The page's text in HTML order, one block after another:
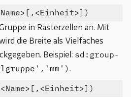
in Rasterzellen an. Mit
die Breite als Vielfaches
Beispiel: sd:group-
.